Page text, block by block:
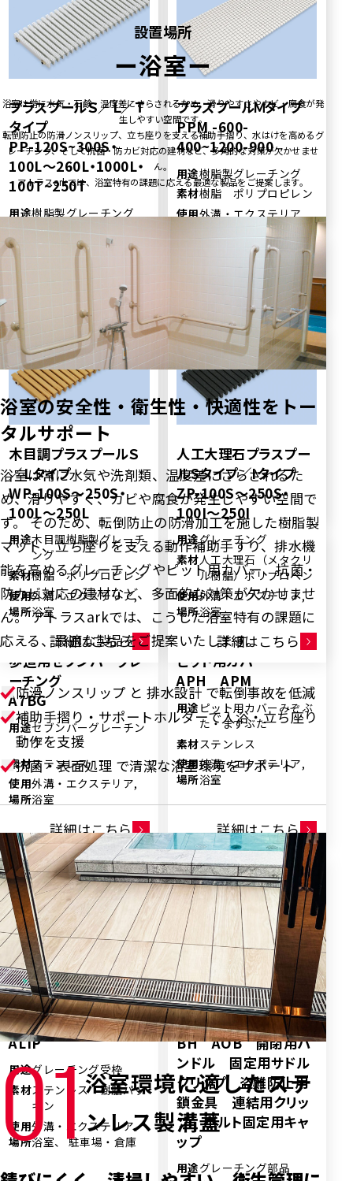
玄関マット
ATM
素材ステンレス
使用
場所
玄関・エントランス,
浴室, 外溝・エクステ
リア
詳細はこちら
歩道用みぞぶた／ます
ぶた
ATG ATG-F
用途歩道用みぞぶた／ます
ぶた
素材ステンレス
場所浴室
詳細はこちら
歩道用U字溝みぞぶた
ATU
用途歩道用U字溝みぞぶた
素材ステンレス
使用
場所
外溝・エクステリア,
浴室
詳細はこちら
セブンバー玄関マット
A7BM
用途 セブンバー玄関マット
素材ステンレス
使用
場所
外溝・エクステリア,
浴室, 玄関・エントラ
ンス
詳細はこちら
歩道用セブンバーグレ
ーチング
A7BG
用途セブンバーグレーチン
グ
素材ステンレス
使用
場所
外溝・エクステリア,
浴室
詳細はこちら
ピット用カバー
APH APM
用途 ピット用カバーみぞぶ
た・ますぶた
素材ステンレス
使用
場所
外溝・エクステリア,
浴室
詳細はこちら
受枠
B BP BB BBP
G C H ALP
ALIP
用途グレーチング受枠
素材ステンレス 樹脂パッ
キン
使用
場所
外溝・エクステリア、
浴室、 駐車場・倉庫
インターロッキンブロッ
ク用受枠／ゴミカゴ／
付属部品
BH AOB 開閉用ハ
ンドル 固定用サドル
クリップ 盗難防止用
鎖金具 連結用クリッ
プ ボルト固定用キャ
ップ
用途グレーチング部品
プラスプールＳ／Ｌ／Ｔ
タイプ
PP-120S~300S・
100L〜260L・1000L・
100T~250T
用途樹脂製グレーチング
素材樹脂 ポリプロピレン
使用
場所
外溝・エクステリア,
詳細はこちら
プラスプールＭタイプ
PPM -600-
400~1200-900
用途樹脂製グレーチング
素材樹脂 ポリプロピレン
使用外溝・エクステリア,
詳細はこちら
木目調プラスプールＳ
／Ｌタイプ
WP-100S～250S・
100L～250L
用途木目調樹脂製グレーチ
ング
素材樹脂 ポリプロピレン
使用
場所
外溝・エクステリア,
浴室
詳細はこちら
人工大理石プラスプー
ルSタイプ／Iタイプ
ZP-100S〜250S・
100I～250I
用途グレーチング
素材人工大理石（メタクリ
ル樹脂）ポリプロペン
使用
場所
外溝・エクステリア,
浴室
詳細はこちら
設置場所
ー浴室ー
浴室は常に水気・石鹸・温度差にさらされるため、滑りやすさやカビ・腐食が発
生しやすい空間です。
転倒防止の防滑ノンスリップ、立ち座りを支える補助手摺り、水はけを高めるグ
レーチング、そして抗菌・防カビ対応の建材など、多角的な対策が欠かせませ
ん。
アトラスarkでは、浴室特有の課題に応える最適な製品をご提案します。
浴室の安全性・衛生性・快適性をトー
タルサポート
浴室は常に水気や洗剤類、温度差にさらされるた
め、滑りやすく、カビや腐食が発生しやすい空間で
す。 そのため、転倒防止の防滑加工を施した樹脂製
マット、立ち座りを支える動作補助手すり、排水機
能を高めるグレーチングやピット用カバー、抗菌・
防カビ対応の建材など、多面的な対策が欠かせませ
ん。 アトラスarkでは、こうした浴室特有の課題に
応える、最適な製品をご提案いたします。
防滑ノンスリップ と 排水設計 で転倒事故を低減
補助手摺り・サポートホルダーで入浴・立ち座り
動作を支援
抗菌・表面処理 で清潔な浴室環境をサポート
01浴室環境に適したステ
ンレス製溝蓋